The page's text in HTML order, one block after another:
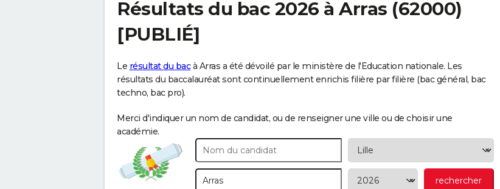
Résultats du bac 2026 à Arras (62000)
[PUBLIÉ]
Le résultat du bacà Arras a été dévoilé par le ministère de l'Education nationale. Les
résultats du baccalauréat sont continuellement enrichis filière par filière (bac général, bac
techno, bac pro).
Merci d'indiquer un nom de candidat, ou de renseigner une ville ou de choisir une
académie.